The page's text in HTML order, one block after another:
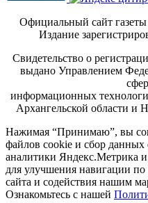
Официальный сайт
Издание
Свидетельство о
выдано Управлением
информационных
Архангельской области и
Нажимая “Принимаю”, вы
файлов cookie и сбор
аналитики Яндекс.Метрика
для улучшения навигации по
сайта и содействия нашим
Ознакомьтесь с нашей